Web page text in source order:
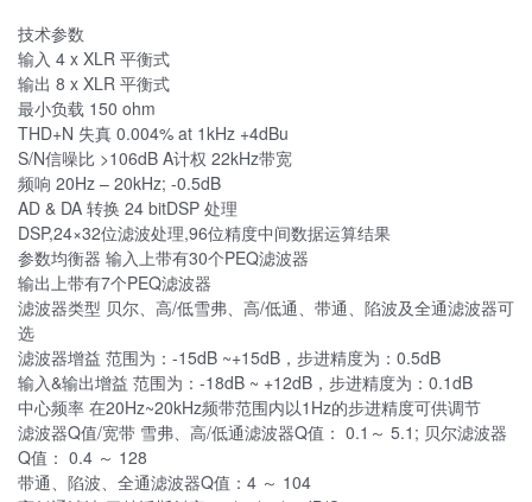
技术参数
输入 4 x XLR 平衡式
输出 8 x XLR 平衡式
最小负载 150 ohm
THD+N 失真 0.004% at 1kHz +4dBu
S/N信噪比 >106dB A计权 22kHz带宽
频响 20Hz – 20kHz; -0.5dB
AD & DA 转换 24 bitDSP 处理
DSP,24×32位滤波处理,96位精度中间数据运算结果
参数均衡器 输入上带有30个PEQ滤波器
输出上带有7个PEQ滤波器
滤波器类型 贝尔、高/低雪弗、高/低通、带通、陷波及全通滤波器可
选
滤波器增益 范围为：-15dB ~+15dB，步进精度为：0.5dB
输入&输出增益 范围为：-18dB ~ +12dB，步进精度为：0.1dB
中心频率 在20Hz~20kHz频带范围内以1Hz的步进精度可供调节
滤波器Q值/宽带 雪弗、高/低通滤波器Q值： 0.1～ 5.1; 贝尔滤波器
Q值： 0.4 ～ 128
带通、陷波、全通滤波器Q值：4 ～ 104